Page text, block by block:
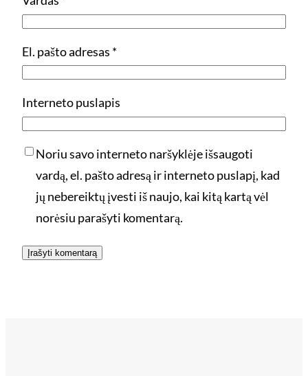
El. pašto adresas *
Interneto puslapis
Noriu savo interneto naršyklėje išsaugoti
vardą, el. pašto adresą ir interneto puslapį, kad
jų nebereiktų įvesti iš naujo, kai kitą kartą vėl
norėsiu parašyti komentarą.